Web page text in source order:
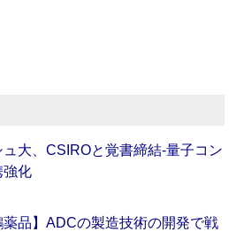
ュ大、CSIROと覚書締結‐量子コン
強化
薬品】ADCの製造技術の開発で戦